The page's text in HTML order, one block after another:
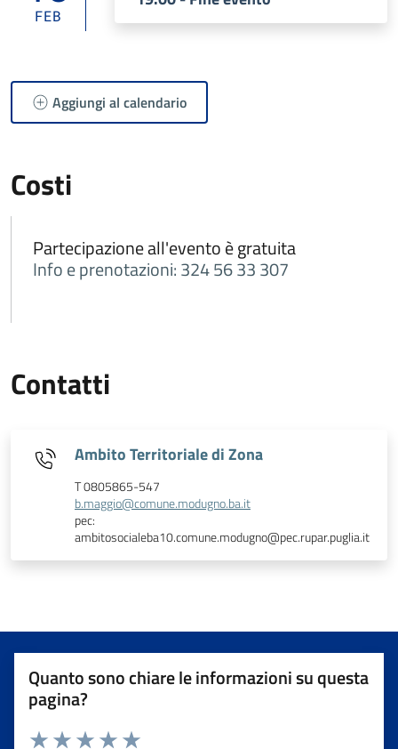
FEB
Aggiungi al calendario
Costi
Partecipazione all'evento è gratuita
Info e prenotazioni: 324 56 33 307
Contatti
Ambito Territoriale di Zona
T 0805865-547
b.maggio@comune.modugno.ba.it
pec:
ambitosocialeba10.comune.modugno@pec.rupar.puglia.it
Quanto sono chiare le informazioni su questa
pagina?
Valuta da 1 a 5 stelle la pagina